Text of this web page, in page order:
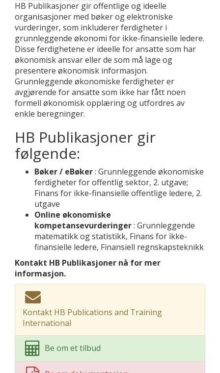
HB Publikasjoner gir offentlige og ideelle
organisasjoner med bøker og elektroniske
vurderinger, som inkluderer ferdigheter i
grunnleggende økonomi for ikke-finansielle ledere.
Disse ferdighetene er ideelle for ansatte som har
økonomisk ansvar eller de som må lage og
presentere økonomisk informasjon.
Grunnleggende økonomiske ferdigheter er
avgjørende for ansatte som ikke har fått noen
formell økonomisk opplæring og utfordres av
enkle beregninger.
HB Publikasjoner gir
følgende:
Bøker / eBøker: Grunnleggende økonomiske
ferdigheter for offentlig sektor, 2. utgave;
Finans for ikke-finansielle offentlige ledere, 2.
utgave
Online økonomiske
kompetansevurderinger: Grunnleggende
matematikk og statistikk, Finans for ikke-
finansielle ledere, Finansiell regnskapsteknikk
Kontakt HB Publikasjoner nå for mer
informasjon.
Kontakt HB Publications and Training
International
Be om et tilbud